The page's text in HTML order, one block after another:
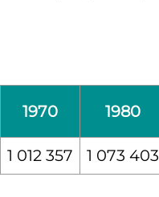
1970 1980
1 012 357 1 073 403